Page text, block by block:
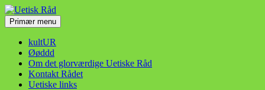
Hop
til
indhold
Uetisk Råd
SøgPrimær menu
kultUR
Øøddd
Om det glorværdige Uetiske Råd
Kontakt Rådet
Uetiske links